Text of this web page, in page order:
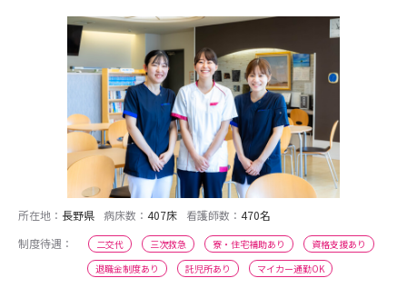
所在地： 長野県 病床数： 407床 看護師数： 470名
制度待遇：
二交代 三次救急 寮・住宅補助あり
資格支援あり
退職金制度あり
託児所あり マイカー通勤OK